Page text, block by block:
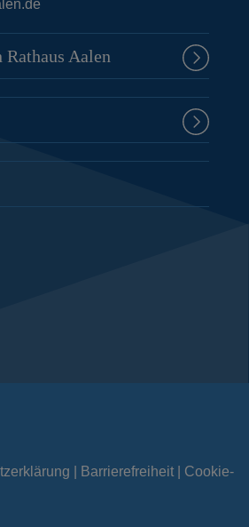
Aalen
Barrierefreiheit
Cookie-